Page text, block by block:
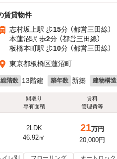
賃貸物件
志村坂上駅 歩15分 （都営三田線）
本蓮沼駅 歩2分 （都営三田線）
板橋本町駅 歩10分 （都営三田線）
東京都板橋区蓮沼町
総階数 13階建 築年数 新築 建物構造
間取り
専有面積
賃料
管理費等
2LDK
46.92㎡
21万円
20,000円